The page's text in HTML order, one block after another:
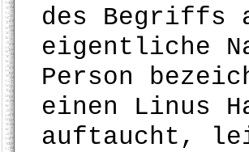
des Begriffs
eigentliche
Person
einen Linus
auftaucht,